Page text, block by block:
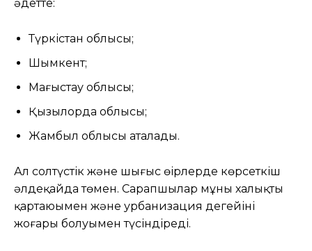
әдетте:
Түркістан облысы;
Шымкент;
Маңғыстау облысы;
Қызылорда облысы;
Жамбыл облысы аталады.
Ал солтүстік және шығыс өңірлерде көрсеткіш
әлдеқайда төмен. Сарапшылар мұны халықтың
қартаюымен және урбанизация деңгейінің
жоғары болуымен түсіндіреді.